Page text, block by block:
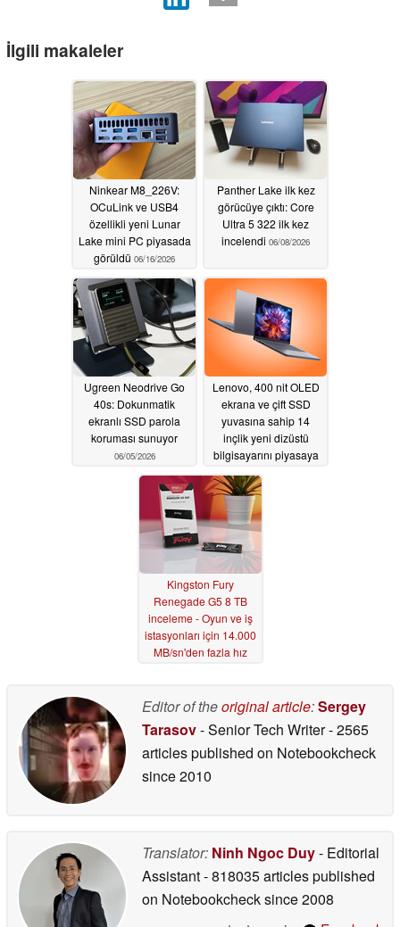
İlgili makaleler
Ninkear M8_226V:
OCuLink ve USB4
özellikli yeni Lunar
Lake mini PC piyasada
görüldü 06/16/2026
Panther Lake ilk kez
görücüye çıktı: Core
Ultra 5 322 ilk kez
incelendi 06/08/2026
Ugreen Neodrive Go
40s: Dokunmatik
ekranlı SSD parola
koruması sunuyor
06/05/2026
Lenovo, 400 nit OLED
ekrana ve çift SSD
yuvasına sahip 14
inçlik yeni dizüstü
bilgisayarını piyasaya
Kingston Fury
Renegade G5 8 TB
inceleme - Oyun ve iş
istasyonları için 14.000
MB/sn'den fazla hız
12/25/2025
Editor of theoriginal article:Sergey
Tarasov- Senior Tech Writer- 2565
articles published on Notebookcheck
since 2010
Translator: Ninh Ngoc Duy- Editorial
Assistant- 818035 articles published
on Notebookchecksince 2008